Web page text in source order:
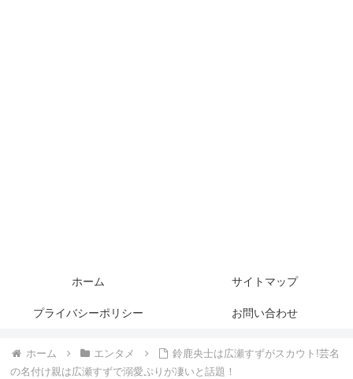
ホーム サイトマップ
プライバシーポリシー お問い合わせ
ホーム エンタメ
鈴鹿央士は広瀬すずがスカウト!芸名
の名付け親は広瀬すずで溺愛ぷりが凄いと話題！